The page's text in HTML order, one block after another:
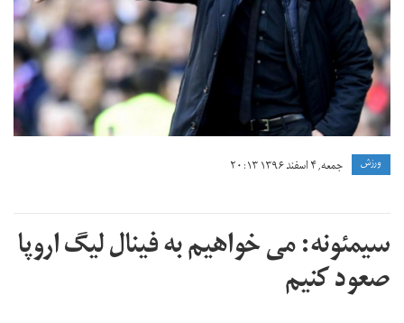
ورزش جمعه, ۴ اسفند ۱۳۹۶ ۲۰:۱۳
سیمئونه: می خواهیم به فینال لیگ اروپا
صعود کنیم